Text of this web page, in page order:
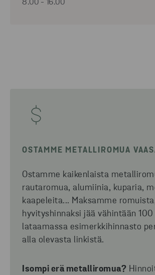
8.00 - 16.00
OSTAMME METALLIROMUA
Ostamme kaikenlaista
rautaromua, alumiinia, kuparia,
kaapeleita... Maksamme
hyvityshinnaksi jää vähintään 100
lataamassa esimerkkihinnasto
alla olevasta linkistä.
Isompi erä metalliromua?